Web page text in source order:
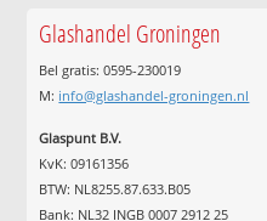
Glashandel Groningen
Bel gratis: 0595-230019
M: info@glashandel-groningen.nl
Glaspunt B.V.
KvK: 09161356
BTW: NL8255.87.633.B05
Bank: NL32 INGB 0007 2912 25